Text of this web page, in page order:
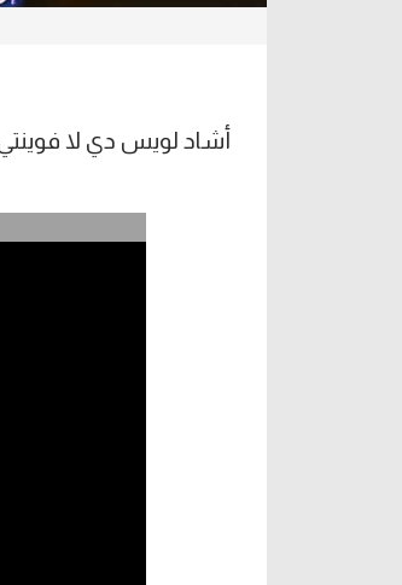
أشاد لويس دي لا